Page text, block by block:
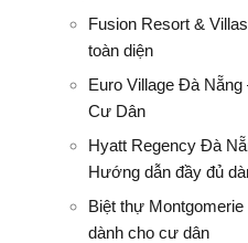
Fusion Resort &
toàn diện
Euro Village Đà
Cư Dân
Hyatt Regency Đà
Hướng dẫn đầy đủ
Biệt thự
dành cho cư dân